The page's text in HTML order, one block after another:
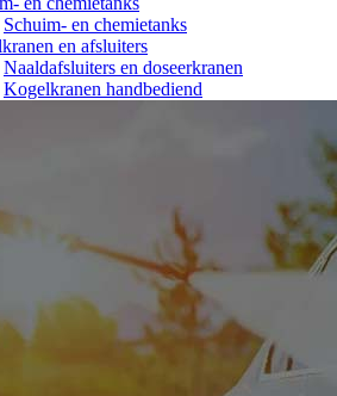
Schuim- en chemietanks
en afsluiters
Naaldafsluiters en doseerkranen
Kogelkranen handbediend